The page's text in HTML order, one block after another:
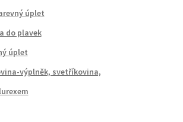
úplet
do plavek
úplet
výplněk, svetříkovina,